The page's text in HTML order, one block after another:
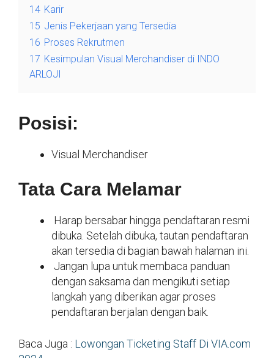
14 Karir
15 Jenis Pekerjaan yang Tersedia
16 Proses Rekrutmen
17 Kesimpulan Visual Merchandiser di INDO
ARLOJI
Posisi:
Visual Merchandiser
Tata Cara Melamar
Harap bersabar hingga pendaftaran resmi
dibuka. Setelah dibuka, tautan pendaftaran
akan tersedia di bagian bawah halaman ini.
Jangan lupa untuk membaca panduan
dengan saksama dan mengikuti setiap
langkah yang diberikan agar proses
pendaftaran berjalan dengan baik.
Baca Juga : Lowongan Ticketing Staff Di VIA.com